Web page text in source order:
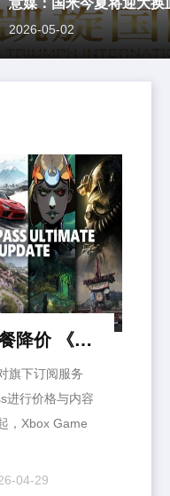
2026-05-02
XGP部分套餐降价 《使命召唤》新作不再首发入库
旗下订阅服务
进行价格与内容
，Xbox Game
04-29